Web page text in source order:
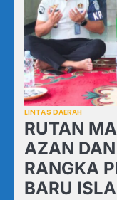
LINTAS DAERAH
RUTAN
AZAN
RANGKA
BARU